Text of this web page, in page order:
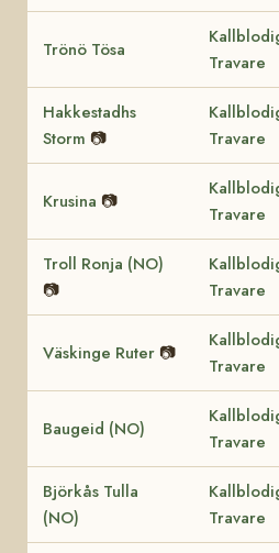
Trönö Tösa
Travare
Hakkestadhs
Storm 📷
Travare
Krusina 📷
Travare
Troll Ronja (NO)
📷
Travare
Väskinge Ruter 📷
Travare
Baugeid (NO)
Travare
Björkås Tulla
(NO)
Travare